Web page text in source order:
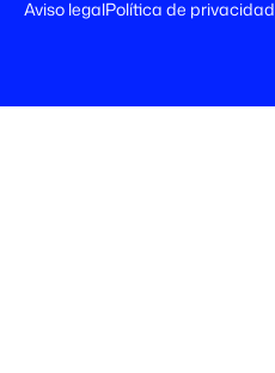
Aviso legalPolítica de privacidad